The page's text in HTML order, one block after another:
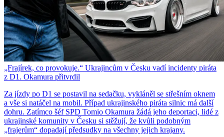
„Frajírek, co provokuje.“ Ukrajincům v Česku vadí incidenty piráta
z D1. Okamura přitvrdil
Za jízdy po D1 se postavil na sedačku, vykláněl se střešním oknem
a vše si natáčel na mobil. Případ ukrajinského piráta silnic má další
dohru. Zatímco šéf SPD Tomio Okamura žádá jeho deportaci, lidé z
ukrajinské komunity v Česku si stěžují, že kvůli podobným
„frajerům“ dopadají předsudky na všechny jejich krajany.